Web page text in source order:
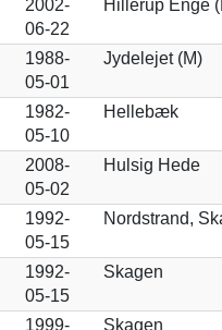
2002-
06-22
Hillerup Enge
1988-
05-01
Jydelejet (M)
1982-
05-10
Hellebæk
2008-
05-02
Hulsig Hede
1992-
05-15
Nordstrand,
1992-
05-15
Skagen
1999-
Skagen